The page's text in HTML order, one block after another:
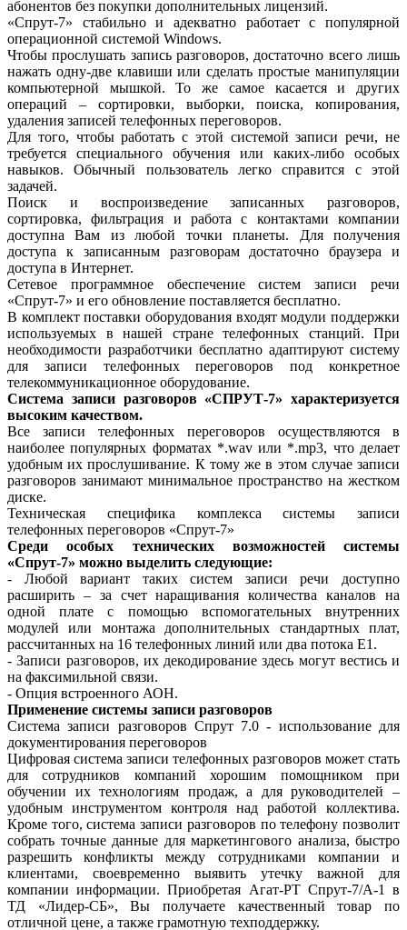
абонентов без покупки дополнительных лицензий.
«Спрут-7» стабильно и адекватно работает с популярной
операционной системой Windows.
Чтобы прослушать запись разговоров, достаточно всего лишь
нажать одну-две клавиши или сделать простые манипуляции
компьютерной мышкой. То же самое касается и других
операций – сортировки, выборки, поиска, копирования,
удаления записей телефонных переговоров.
Для того, чтобы работать с этой системой записи речи, не
требуется специального обучения или каких-либо особых
навыков. Обычный пользователь легко справится с этой
задачей.
Поиск и воспроизведение записанных разговоров,
сортировка, фильтрация и работа с контактами компании
доступна Вам из любой точки планеты. Для получения
доступа к записанным разговорам достаточно браузера и
доступа в Интернет.
Сетевое программное обеспечение систем записи речи
«Спрут-7» и его обновление поставляется бесплатно.
В комплект поставки оборудования входят модули поддержки
используемых в нашей стране телефонных станций. При
необходимости разработчики бесплатно адаптируют систему
для записи телефонных переговоров под конкретное
телекоммуникационное оборудование.
Система записи разговоров «СПРУТ-7» характеризуется
высоким качеством.
Все записи телефонных переговоров осуществляются в
наиболее популярных форматах *.wav или *.mp3, что делает
удобным их прослушивание. К тому же в этом случае записи
разговоров занимают минимальное пространство на жестком
диске.
Техническая специфика комплекса системы записи
телефонных переговоров «Спрут-7»
Среди особых технических возможностей системы
«Спрут-7» можно выделить следующие:
- Любой вариант таких систем записи речи доступно
расширить – за счет наращивания количества каналов на
одной плате с помощью вспомогательных внутренних
модулей или монтажа дополнительных стандартных плат,
рассчитанных на 16 телефонных линий или два потока Е1.
- Записи разговоров, их декодирование здесь могут вестись и
на факсимильной связи.
- Опция встроенного АОН.
Применение системы записи разговоров
Система записи разговоров Спрут 7.0 - использование для
документирования переговоров
Цифровая система записи телефонных разговоров может стать
для сотрудников компаний хорошим помощником при
обучении их технологиям продаж, а для руководителей –
удобным инструментом контроля над работой коллектива.
Кроме того, система записи разговоров по телефону позволит
собрать точные данные для маркетингового анализа, быстро
разрешить конфликты между сотрудниками компании и
клиентами, своевременно выявить утечку важной для
компании информации. Приобретая Агат-РТ Спрут-7/А-1 в
ТД «Лидер-СБ», Вы получаете качественный товар по
отличной цене, а также грамотную техподдержку.